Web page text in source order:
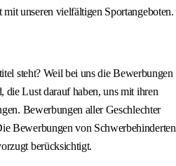
unseren vielfältigen Sportangeboten.
steht? Weil bei uns die Bewerbungen
Lust darauf haben, uns mit ihren
Bewerbungen aller Geschlechter
Bewerbungen von Schwerbehinderten
berücksichtigt.